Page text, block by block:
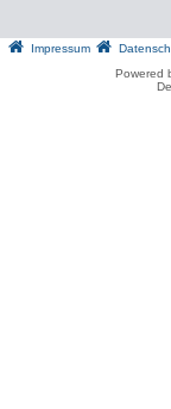
Impressum
Powered